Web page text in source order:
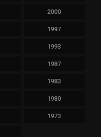
2000
1997
1993
1987
1983
1980
1973